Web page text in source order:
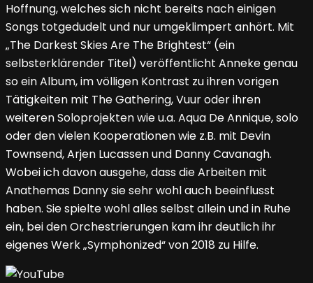
Hoffnung, welches sich nicht bereits nach einigen
Songs totgedudelt und nur umgeklimpert anhört. Mit
„The Darkest Skies Are The Brightest“ (ein
selbsterklärender Titel) veröffentlicht Anneke genau
so ein Album, im völligen Kontrast zu ihren vorigen
Tätigkeiten mit The Gathering, Vuur oder ihren
weiteren Soloprojekten wie u.a. Aqua De Annique, solo
oder den vielen Kooperationen wie z.B. mit Devin
Townsend, Arjen Lucassen und Danny Cavanagh.
Wobei ich davon ausgehe, dass die Arbeiten mit
Anathemas Danny sie sehr wohl auch beeinflusst
haben. Sie spielte wohl alles selbst allein und in Ruhe
ein, bei den Orchestrierungen kam ihr deutlich ihr
eigenes Werk „Symphonized“ von 2018 zu Hilfe.